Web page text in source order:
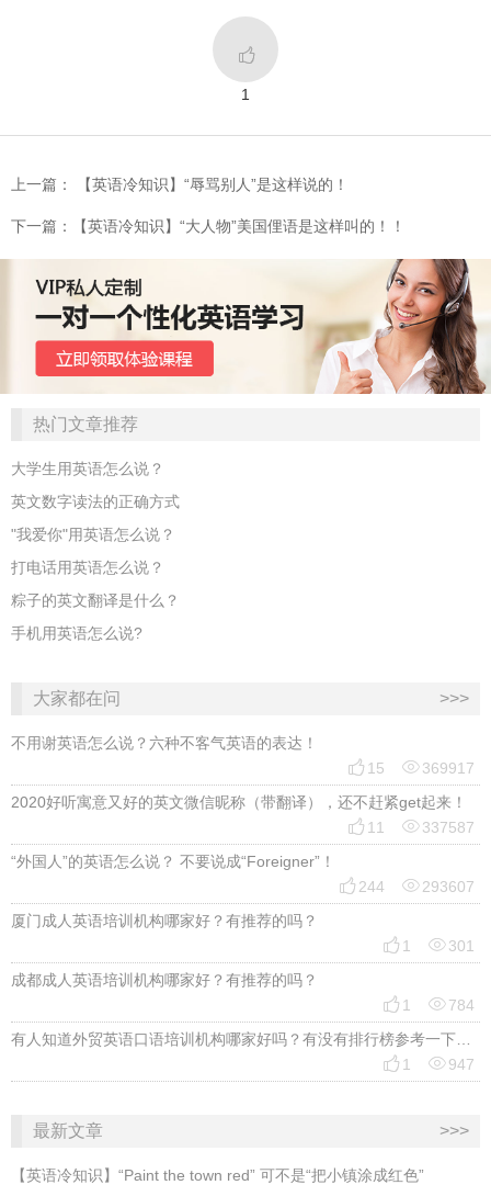

1
上一篇： 【英语冷知识】“辱骂别人”是这样说的！
下一篇：【英语冷知识】“大人物”美国俚语是这样叫的！！
热门文章推荐
大学生用英语怎么说？
英文数字读法的正确方式
"我爱你"用英语怎么说？
打电话用英语怎么说？
粽子的英文翻译是什么？
手机用英语怎么说?
大家都在问 >>>
不用谢英语怎么说？六种不客气英语的表达！
 15 369917
2020好听寓意又好的英文微信昵称（带翻译），还不赶紧get起来！
 11 337587
“外国人”的英语怎么说？ 不要说成“Foreigner”！
 244 293607
厦门成人英语培训机构哪家好？有推荐的吗？
 1 301
成都成人英语培训机构哪家好？有推荐的吗？
 1 784
有人知道外贸英语口语培训机构哪家好吗？有没有排行榜参考一下？最好说下费用
 1 947
最新文章 >>>
​【英语冷知识】“Paint the town red” 可不是“把小镇涂成红色”